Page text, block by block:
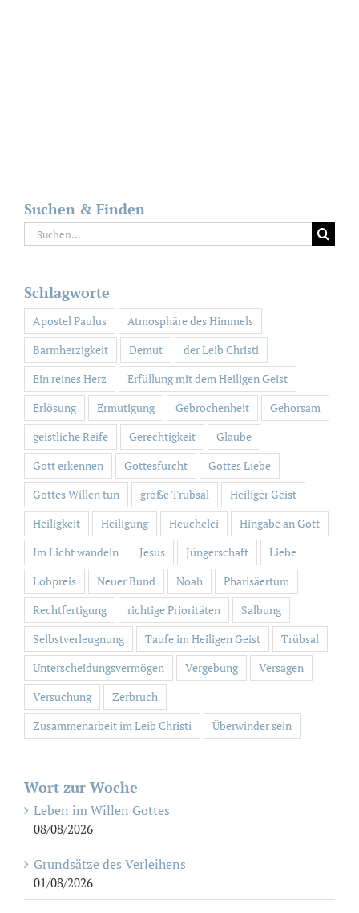
Suchen & Finden
Suche
nach:
Schlagworte
Apostel Paulus
Atmosphäre des Himmels
Barmherzigkeit
Demut
der Leib Christi
Ein reines Herz
Erfüllung mit dem Heiligen Geist
Erlösung
Ermutigung Gebrochenheit
Gehorsam
geistliche Reife
Gerechtigkeit
Glaube
Gott erkennen
Gottesfurcht
Gottes Liebe
Gottes Willen tun
große Trübsal
Heiliger Geist
Heiligkeit
Heiligung Heuchelei
Hingabe an Gott
Im Licht wandeln
Jesus Jüngerschaft
Liebe
Lobpreis
Neuer Bund Noah
Pharisäertum
Rechtfertigung
richtige Prioritäten
Salbung
Selbstverleugnung
Taufe im Heiligen Geist
Trübsal
Unterscheidungsvermögen
Vergebung
Versagen
Versuchung
Zerbruch
Zusammenarbeit im Leib Christi
Überwinder sein
Wort zur Woche
Leben im Willen Gottes
08/08/2026
Grundsätze des Verleihens
01/08/2026